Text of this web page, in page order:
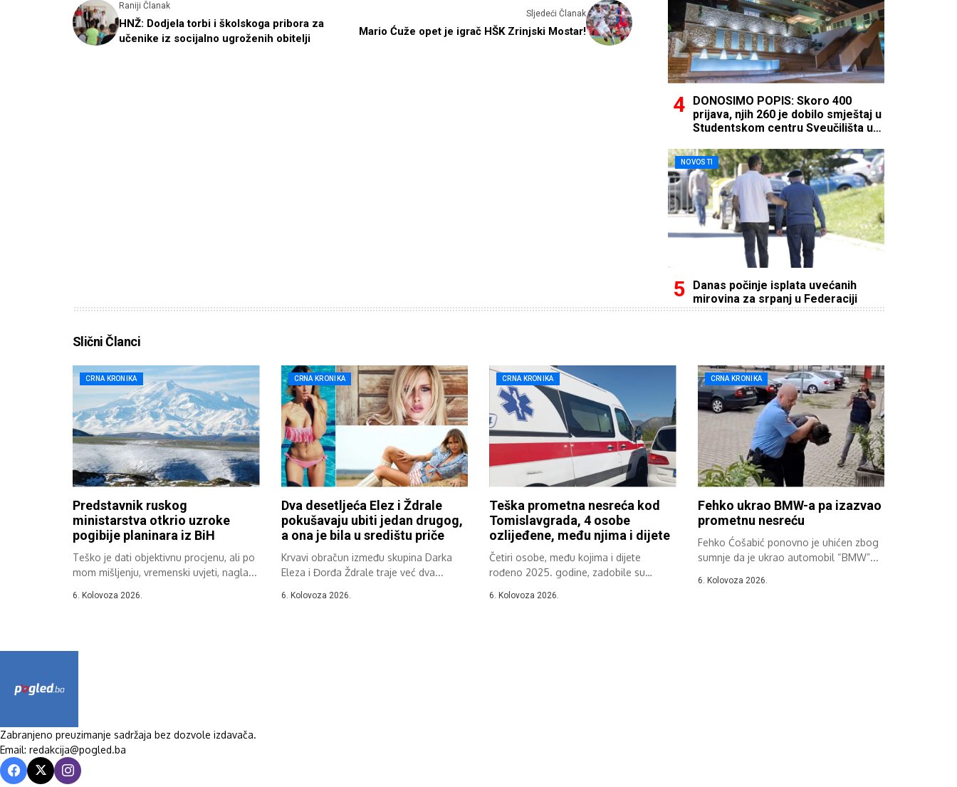
Raniji Članak
HNŽ: Dodjela torbi i školskoga pribora za
učenike iz socijalno ugroženih obitelji
Sljedeći Članak
Mario Ćuže opet je igrač HŠK Zrinjski Mostar!
DONOSIMO POPIS: Skoro 400
prijava, njih 260 je dobilo smještaj u
Studentskom centru Sveučilišta u
NOVOSTI
Danas počinje isplata uvećanih
mirovina za srpanj u Federaciji
Slični Članci
CRNA KRONIKA
Predstavnik ruskog
ministarstva otkrio uzroke
pogibije planinara iz BiH
Teško je dati objektivnu procjenu, ali po
mom mišljenju, vremenski uvjeti, nagla...
6. Kolovoza 2026.
CRNA KRONIKA
Dva desetljeća Elez i Ždrale
pokušavaju ubiti jedan drugog,
a ona je bila u središtu priče
Krvavi obračun između skupina Darka
Eleza i Đorđa Ždrale traje već dva...
6. Kolovoza 2026.
CRNA KRONIKA
Teška prometna nesreća kod
Tomislavgrada, 4 osobe
ozlijeđene, među njima i dijete
Četiri osobe, među kojima i dijete
rođeno 2025. godine, zadobile su
6. Kolovoza 2026.
CRNA KRONIKA
Fehko ukrao BMW-a pa izazvao
prometnu nesreću
Fehko Ćošabić ponovno je uhićen zbog
sumnje da je ukrao automobil “BMW”...
6. Kolovoza 2026.
Zabranjeno preuzimanje sadržaja bez dozvole izdavača.
Email: redakcija@pogled.ba